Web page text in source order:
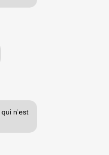
qui n'est